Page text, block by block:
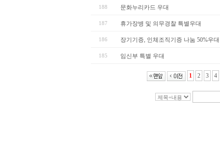
188 문화누리카드 우대
187 휴가장병 및 의무경찰 특별우대
186 장기기증, 인체조직기증 나눔 50%우대
185 임신부 특별 우대
1 2 3 4